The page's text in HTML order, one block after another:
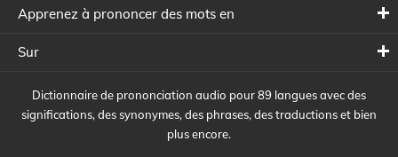
Apprenez à prononcer des mots en
Sur
Dictionnaire de prononciation audio pour 89 langues avec des
significations, des synonymes, des phrases, des traductions et bien
plus encore.